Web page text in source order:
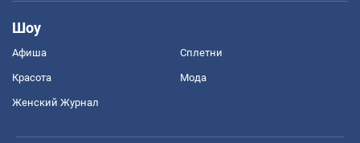
Шоу
Афиша Сплетни
Красота Мода
Женский Журнал